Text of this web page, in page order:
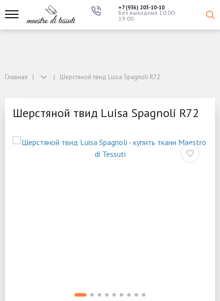
+7 (936) 203-10-10
Без выходных 10:00-
19:00
Главная Шерстяной твид Luisa Spagnoli R72
Шерстяной твид Luisa Spagnoli R72